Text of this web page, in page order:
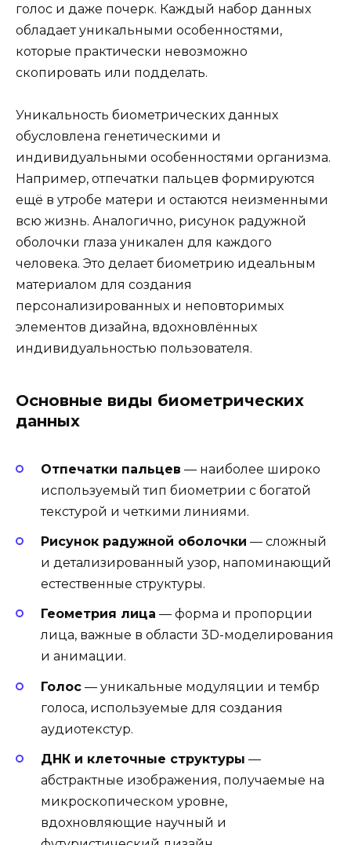
голос и даже почерк. Каждый набор данных
обладает уникальными особенностями,
которые практически невозможно
скопировать или подделать.
Уникальность биометрических данных
обусловлена генетическими и
индивидуальными особенностями организма.
Например, отпечатки пальцев формируются
ещё в утробе матери и остаются неизменными
всю жизнь. Аналогично, рисунок радужной
оболочки глаза уникален для каждого
человека. Это делает биометрию идеальным
материалом для создания
персонализированных и неповторимых
элементов дизайна, вдохновлённых
индивидуальностью пользователя.
Основные виды биометрических
данных
Отпечатки пальцев — наиболее широко
используемый тип биометрии с богатой
текстурой и четкими линиями.
Рисунок радужной оболочки — сложный
и детализированный узор, напоминающий
естественные структуры.
Геометрия лица — форма и пропорции
лица, важные в области 3D-моделирования
и анимации.
Голос — уникальные модуляции и тембр
голоса, используемые для создания
аудиотекстур.
ДНК и клеточные структуры —
абстрактные изображения, получаемые на
микроскопическом уровне,
вдохновляющие научный и